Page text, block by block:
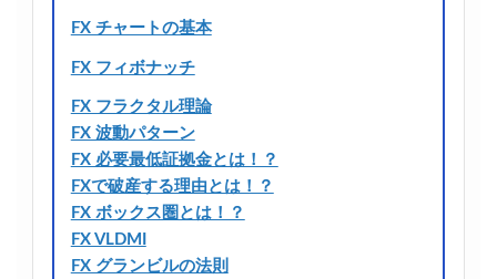
FX チャートの基本
FX フィボナッチ
FX フラクタル理論
FX 波動パターン
FX 必要最低証拠金とは！？
FXで破産する理由とは！？
FX ボックス圏とは！？
FX VLDMI
FX グランビルの法則